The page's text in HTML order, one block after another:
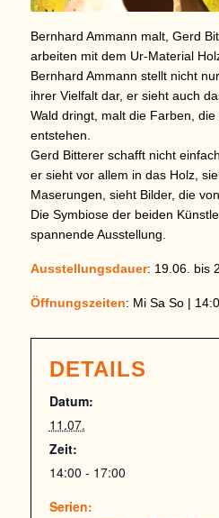
Bernhard Ammann malt, Gerd
arbeiten mit dem Ur-Material
Bernhard Ammann stellt nicht
ihrer Vielfalt dar, er sieht auch
Wald dringt, malt die Farben,
entstehen.
Gerd Bitterer schafft nicht
er sieht vor allem in das Holz,
Maserungen, sieht Bilder, die
Die Symbiose der beiden
spannende Ausstellung.
Ausstellungsdauer: 19.06. bis
Öffnungszeiten: Mi Sa So |
DETAILS
Datum:
11.07.
Zeit:
14:00 - 17:00
Serien: